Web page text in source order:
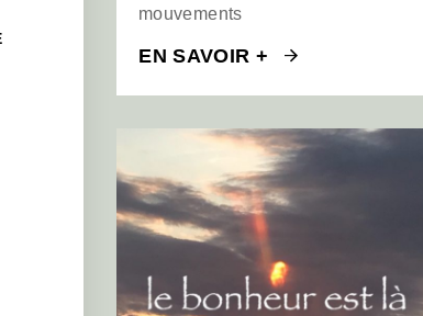
mouvements
EN SAVOIR +